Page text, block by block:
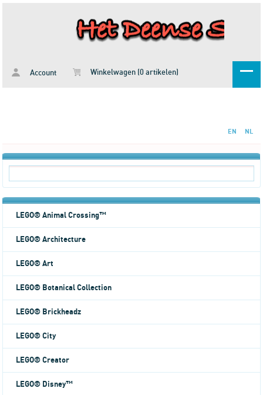
Account Winkelwagen (0 artikelen)
EN NL
LEGO® Animal Crossing™
LEGO® Architecture
LEGO® Art
LEGO® Botanical Collection
LEGO® Brickheadz
LEGO® City
LEGO® Creator
LEGO® Disney™